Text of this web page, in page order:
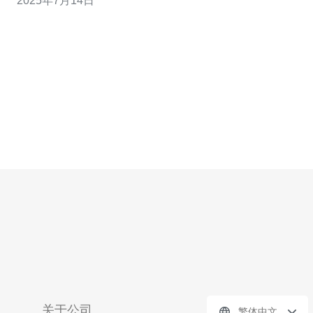
强 多IP高防服务器通过多IP地址分流访问流量，降低了单
关于公司